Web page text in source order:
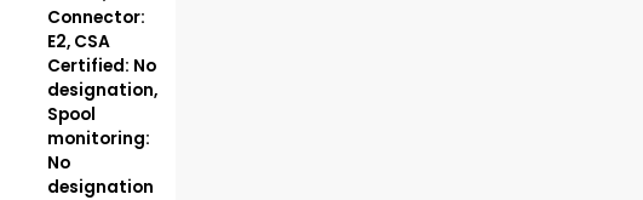
Connector:
E2, CSA
Certified: No
designation,
Spool
monitoring:
No
designation